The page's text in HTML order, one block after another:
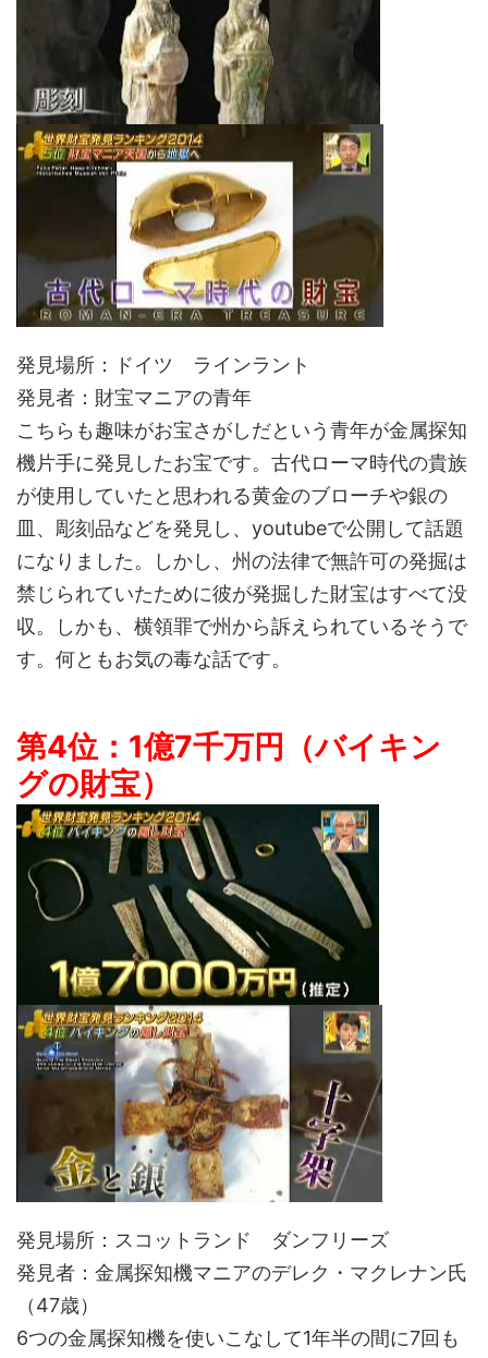
発見場所：ドイツ ラインラント
発見者：財宝マニアの青年
こちらも趣味がお宝さがしだという青年が金属探知
機片手に発見したお宝です。古代ローマ時代の貴族
が使用していたと思われる黄金のブローチや銀の
皿、彫刻品などを発見し、youtubeで公開して話題
になりました。しかし、州の法律で無許可の発掘は
禁じられていたために彼が発掘した財宝はすべて没
収。しかも、横領罪で州から訴えられているそうで
す。何ともお気の毒な話です。
第4位：1億7千万円（バイキン
グの財宝）
発見場所：スコットランド ダンフリーズ
発見者：金属探知機マニアのデレク・マクレナン氏
（47歳）
6つの金属探知機を使いこなして1年半の間に7回も